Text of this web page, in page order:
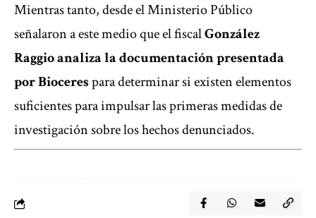
Mientras tanto, desde el Ministerio Público
señalaron a este medio que el fiscalGonzález
Raggio analiza la documentación presentada
por Biocerespara determinar si existen elementos
suficientes para impulsar las primeras medidas de
investigación sobre los hechos denunciados.